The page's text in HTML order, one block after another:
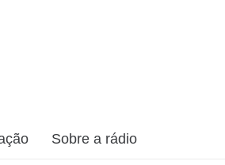
Sobre a rádio